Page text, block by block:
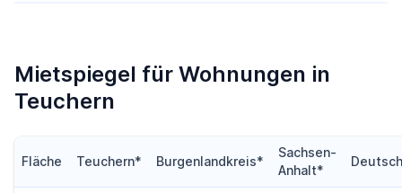
Mietspiegel für Wohnungen in
Teuchern
Fläche Teuchern* Burgenlandkreis*
Sachsen-
Anhalt*